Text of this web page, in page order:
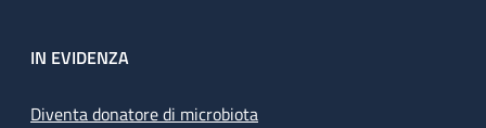
IN EVIDENZA
Diventa donatore di microbiota